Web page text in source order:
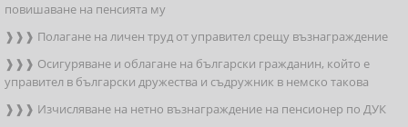
повишаване на пенсията му
❱❱❱ Полагане на личен труд от управител срещу възнаграждение
❱❱❱ Осигуряване и облагане на български гражданин, който е
управител в български дружества и съдружник в немско такова
❱❱❱ Изчисляване на нетно възнаграждение на пенсионер по ДУК